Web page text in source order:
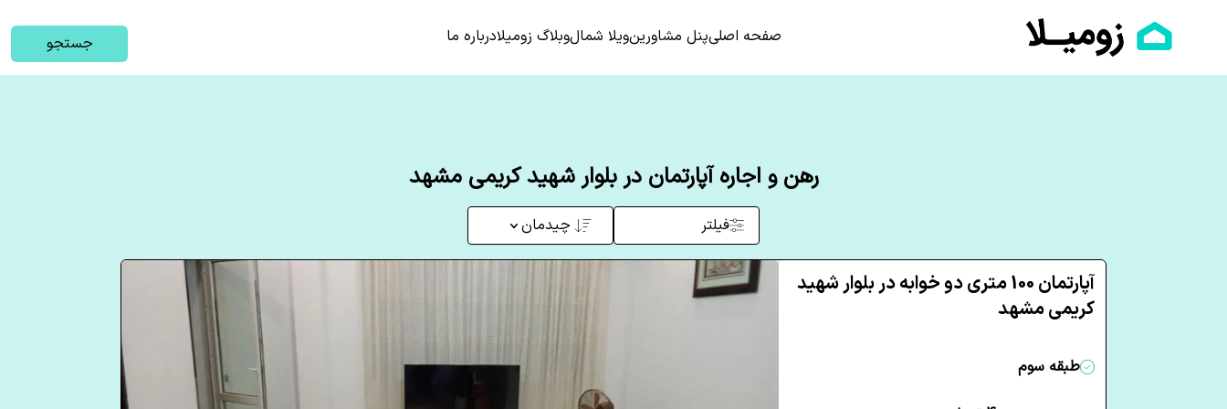
صفحه اصلیپنل مشاورینویلا شمالوبلاگ زومیلادرباره ما جستجو
رهن و اجاره آپارتمان در بلوار شهید کریمی مشهد
فیلتر چیدمان
آپارتمان 100 متری دو خوابه در بلوار شهید
کریمی مشهد
طبقه سوم